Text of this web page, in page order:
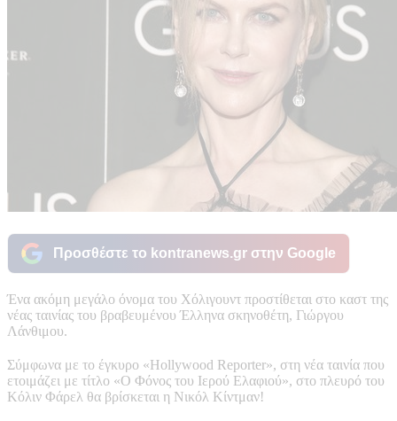
Προσθέστε το kontranews.gr στην Google
Ένα ακόμη μεγάλο όνομα του Χόλιγουντ προστίθεται στο καστ της
νέας ταινίας του βραβευμένου Έλληνα σκηνοθέτη, Γιώργου
Λάνθιμου.
Σύμφωνα με το έγκυρο «Hollywood Reporter», στη νέα ταινία που
ετοιμάζει με τίτλο «Ο Φόνος του Ιερού Ελαφιού», στο πλευρό του
Κόλιν Φάρελ θα βρίσκεται η Νικόλ Κίντμαν!